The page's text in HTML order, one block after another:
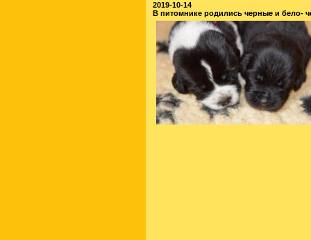
2019-10-14
В питомнике родились черные и бело-